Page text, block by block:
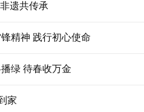
遗共传承
精神 践行初心使命
绿 待春收万金
家